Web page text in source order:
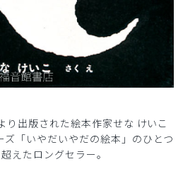
り出版された絵本作家せな けいこ
ズ「いやだいやだの絵本」のひとつ
えたロングセラー。